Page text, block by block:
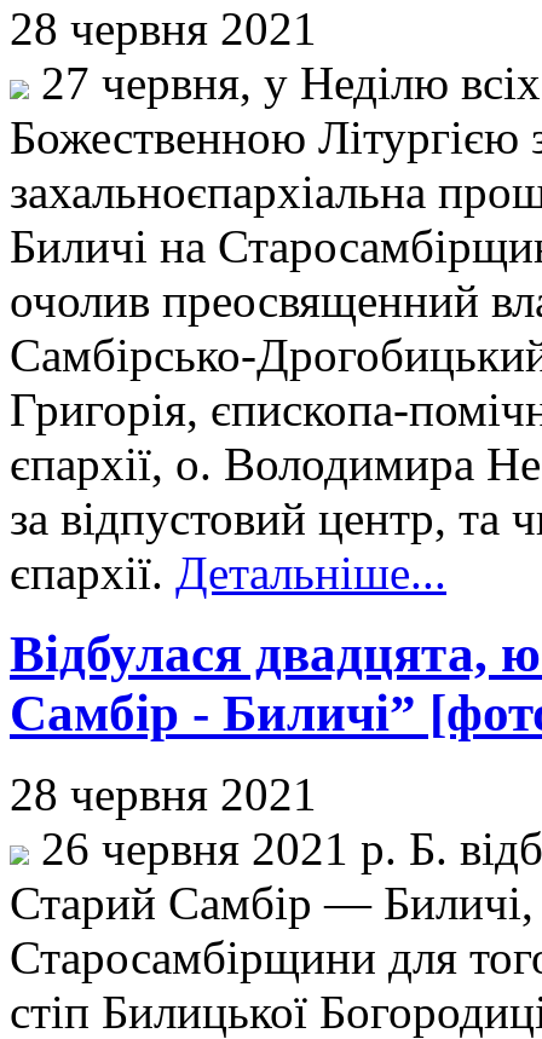
28 червня 2021
27 червня, у Неділю
Божественною Літургією
захальноєпархіальна
Биличі на
очолив преосвященний
Самбірсько-
Григорія, єпископа-
єпархії, о. Володимира
за відпустовий центр, та
єпархії. Детальніше...
Відбулася двадцята,
Самбір - Биличі”
28 червня 2021
26 червня 2021 р. Б.
Старий Самбір — Биличі,
Старосамбірщини для
стіп Билицької